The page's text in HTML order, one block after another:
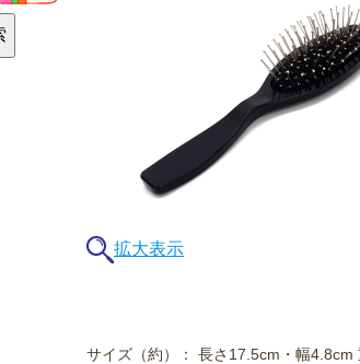
拡大表示
サイズ（約）： 長さ17.5cm・幅4.8cm